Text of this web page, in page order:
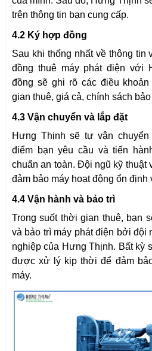
trên thông tin bạn cung cấp.
4.2 Ký hợp đồng
Sau khi thống nhất về thông tin
đồng thuê máy phát điện với
đồng sẽ ghi rõ các điều
gian thuê, giá cả, chính sách
4.3 Vận chuyển và lắp đặt
Hưng Thịnh sẽ tự vận
điểm bạn yêu cầu và tiến
chuẩn an toàn. Đội ngũ kỹ thuật
đảm bảo máy hoạt động ổn định
4.4 Vận hành và bảo trì
Trong suốt thời gian thuê, bạn
và bảo trì máy phát điện bởi đội
nghiệp của Hưng Thịnh. Bất kỳ
được xử lý kịp thời để đảm
máy.